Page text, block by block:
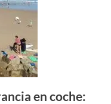
en coche: